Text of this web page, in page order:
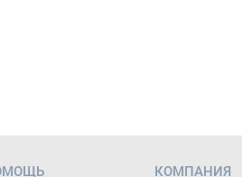
КОМПАНИЯ